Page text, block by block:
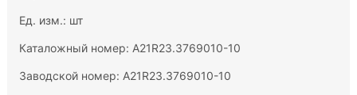
Ед. изм.: шт
Каталожный номер: А21R23.3769010-10
Заводской номер: А21R23.3769010-10